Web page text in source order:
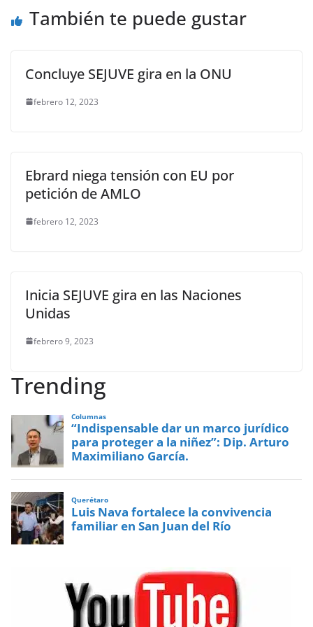
También te puede gustar
Concluye SEJUVE gira en la ONU
febrero 12, 2023
Ebrard niega tensión con EU por
petición de AMLO
febrero 12, 2023
Inicia SEJUVE gira en las Naciones
Unidas
febrero 9, 2023
Trending